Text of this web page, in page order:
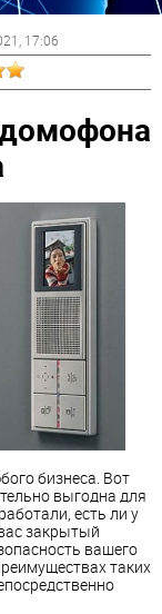
, 17:06
бизнеса. Вот
выгодна для
есть ли у
закрытый
вашего
таких